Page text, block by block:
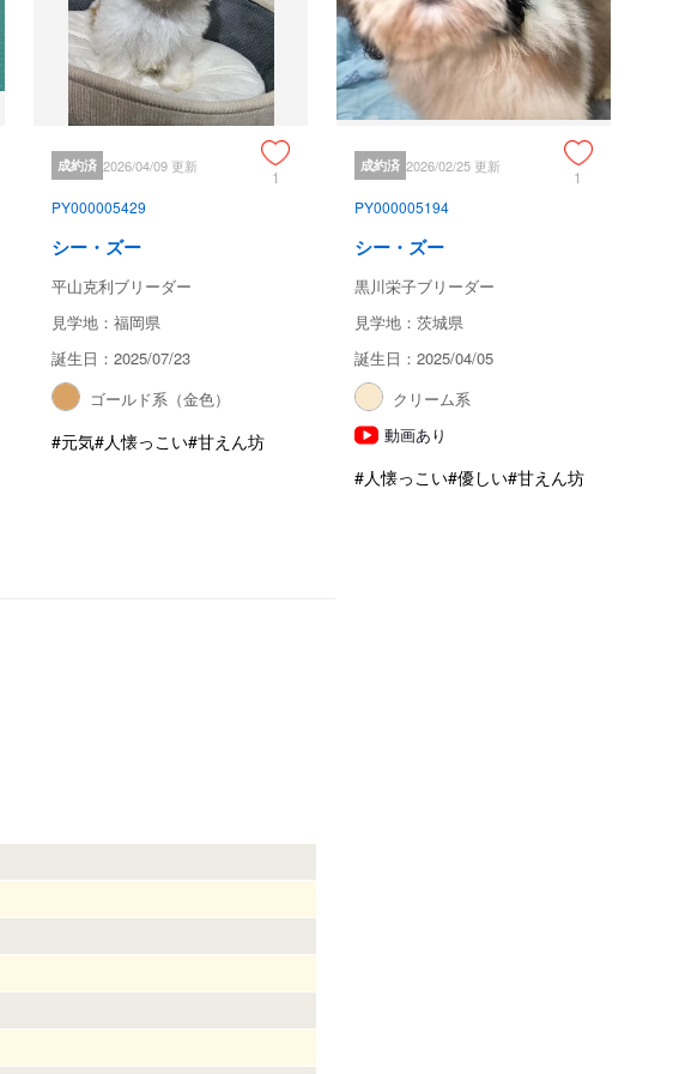
成約済 2026/04/09 更新
1
PY000005429
シー・ズー
平山克利ブリーダー
見学地：福岡県
誕生日：2025/07/23
ゴールド系（金色）
#元気#人懐っこい#甘えん坊
成約済 2026/02/25 更新
1
PY000005194
シー・ズー
黒川栄子ブリーダー
見学地：茨城県
誕生日：2025/04/05
クリーム系
動画あり
#人懐っこい#優しい#甘えん坊